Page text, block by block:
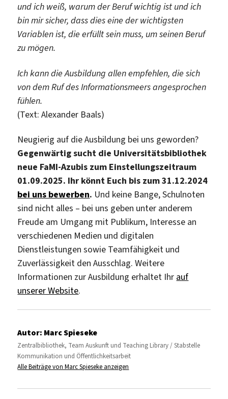
und ich weiß, warum der Beruf wichtig ist und ich
bin mir sicher, dass dies eine der wichtigsten
Variablen ist, die erfüllt sein muss, um seinen Beruf
zu mögen.
Ich kann die Ausbildung allen empfehlen, die sich
von dem Ruf des Informationsmeers angesprochen
fühlen.
(Text: Alexander Baals)
Neugierig auf die Ausbildung bei uns geworden?
Gegenwärtig sucht die Universitätsbibliothek
neue FaMI-Azubis zum Einstellungszeitraum
01.09.2025. Ihr könnt Euch bis zum 31.12.2024
bei uns bewerben. Und keine Bange, Schulnoten
sind nicht alles – bei uns geben unter anderem
Freude am Umgang mit Publikum, Interesse an
verschiedenen Medien und digitalen
Dienstleistungen sowie Teamfähigkeit und
Zuverlässigkeit den Ausschlag. Weitere
Informationen zur Ausbildung erhaltet Ihr auf
unserer Website.
Autor: Marc Spieseke
Zentralbibliothek, Team Auskunft und Teaching Library / Stabstelle
Kommunikation und Öffentlichkeitsarbeit
Alle Beiträge von Marc Spieseke anzeigen